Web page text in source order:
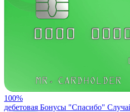
100%
дебетовая Бонусы "Спасибо"